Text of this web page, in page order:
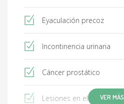
Eyaculación precoz
Incontinencia urinaria
Cáncer prostático
Lesiones en el peneVER MÁS